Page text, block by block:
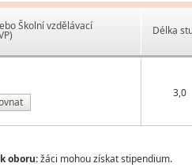
Školní vzdělávací Délka
3,0
oboru:žáci mohou získat stipendium.